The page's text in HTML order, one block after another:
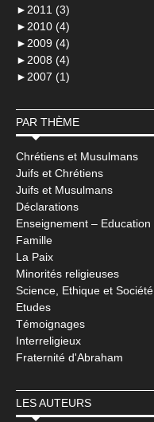
► 2011 (3)
► 2010 (4)
► 2009 (4)
► 2008 (4)
► 2007 (1)
PAR THÈME
Chrétiens et Musulmans
Juifs et Chrétiens
Juifs et Musulmans
Déclarations
Enseignement – Education
Famille
La Paix
Minorités religieuses
Science, Ethique et Société
Etudes
Témoignages
Interreligieux
Fraternité d'Abraham
LES AUTEURS